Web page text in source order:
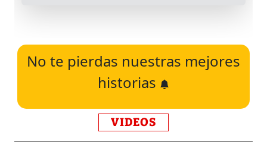
No te pierdas nuestras mejores
historias
VIDEOS